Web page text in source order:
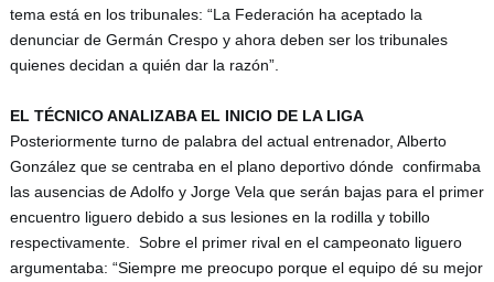
tema está en los tribunales: “La Federación ha aceptado la
denunciar de Germán Crespo y ahora deben ser los tribunales
quienes decidan a quién dar la razón”.
EL TÉCNICO ANALIZABA EL INICIO DE LA LIGA
Posteriormente turno de palabra del actual entrenador, Alberto
González que se centraba en el plano deportivo dónde  confirmaba
las ausencias de Adolfo y Jorge Vela que serán bajas para el primer
encuentro liguero debido a sus lesiones en la rodilla y tobillo
respectivamente. Sobre el primer rival en el campeonato liguero
argumentaba: “Siempre me preocupo porque el equipo dé su mejor